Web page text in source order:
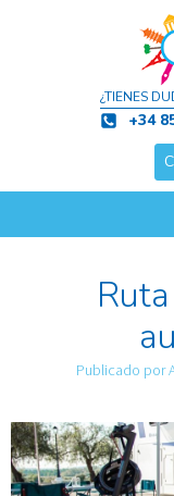
¿TIENES
+34
Publicado por